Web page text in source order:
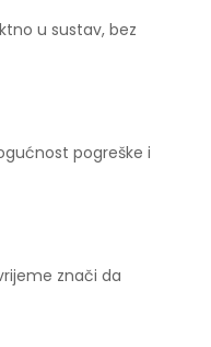
u sustav, bez
pogreške i
znači da